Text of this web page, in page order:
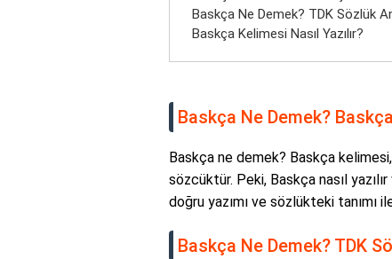
Baskça Ne Demek? TDK Sözlük
Baskça Kelimesi Nasıl Yazılır?
Baskça Ne Demek?
Baskça ne demek? Baskça kelimesi,
sözcüktür. Peki, Baskça nasıl
doğru yazımı ve sözlükteki tanımı
Baskça Ne Demek? TDK